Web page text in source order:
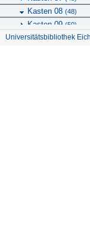
Kasten 08 (48)
Kasten 09 (50)
Kasten 10(56)
Universitätsbibliothek